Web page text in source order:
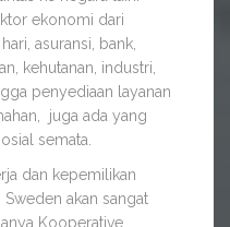
ekonomi dari
asuransi, bank,
kehutanan, industri,
penyediaan layanan
juga ada yang
semata.
dan kepemilikan
akan sangat
Kooperative